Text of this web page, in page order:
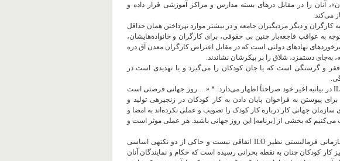
آنان را در مقابل درهای بسته مدارس و مراکز آموزشی قرار داده و
می‌کند.
و دیگر مزدبگیران جامعه و در بیشتر موارد نپرداختن همان حداقل
به عواقب فاجعه‌بار چنین بی حقوقی، برای کارگران و خانواده‌هایشان،
برخوردهای نهادهای دولتی است که در مقابل اعتراض کارگران معدن آق دره
به‌جای دستمزد، شلاق را بر پیکرشان نشاندند.
و گرسنگی است که یا جان کودکان را می‌گیرد و یا تهدیدی است در
این مسئله آن‌چنان بزرگ و خطیر است که ILO در بیانیه اخیر خود صراحتاً اظهار می‌دارد: * «… روز جهانی فرصتی است
پیوستن به فراخوان پایان دادن به کار کودکان در زنجیره‍ی تولید و
سازمان جهانی کار درباره کار کودک را تصویب و عملی نکرده‌اند به امضا و
می‌کنیم که بخشی از [برنامه] این روز جهانی باشید. هر عملی موثر است و
صدور بیانیه با این محتوا و سمت‌وسو، از سازمانی فرمالیستی نظیر ILO اتفاقی نیست و حاکی از دو نکته‍ی اساسی
کودکان چنان به نقطه بحرانی رسیده است که حکام و نمایندگان آنان